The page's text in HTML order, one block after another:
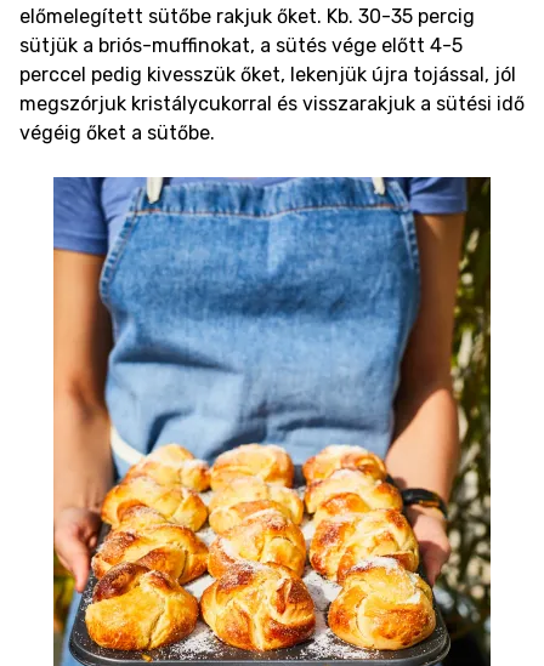
előmelegített sütőbe rakjuk őket. Kb. 30-35 percig
sütjük a briós-muffinokat, a sütés vége előtt 4-5
perccel pedig kivesszük őket, lekenjük újra tojással, jól
megszórjuk kristálycukorral és visszarakjuk a sütési idő
végéig őket a sütőbe.